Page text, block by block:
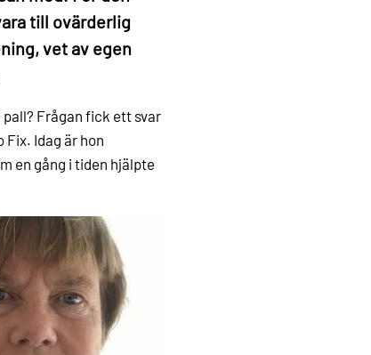
till ovärderlig
vet av egen
Frågan fick ett svar
Idag är hon
en gång i tiden hjälpte